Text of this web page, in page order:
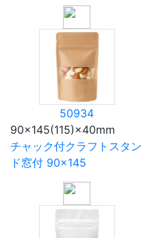
50934
90×145(115)×40mm
チャック付クラフトスタン
ド窓付 90×145